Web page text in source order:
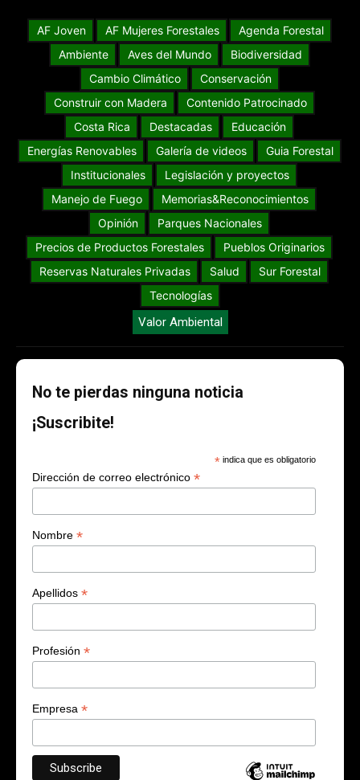
AF Joven AF Mujeres Forestales
Agenda Forestal
Ambiente
Aves del Mundo
Biodiversidad
Cambio Climático
Conservación
Construir con Madera
Contenido Patrocinado
Costa Rica
Destacadas
Educación
Energías Renovables
Galería de videos
Guia Forestal
Institucionales
Legislación y proyectos
Manejo de Fuego
Memorias&Reconocimientos
Opinión
Parques Nacionales
Precios de Productos Forestales
Pueblos Originarios
Reservas Naturales Privadas
Salud
Sur Forestal
Tecnologías
Valor Ambiental
No te pierdas ninguna noticia
¡Suscribite!
* indica que es obligatorio
Dirección de correo electrónico *
Nombre *
Apellidos *
Profesión *
Empresa *